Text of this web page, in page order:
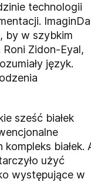
technologii
by w szybkim
Zidon-Eyal,
język.
sześć białek
białek.
użyć
występujące w